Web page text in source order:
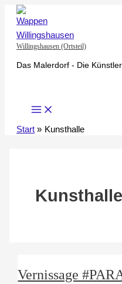
Zum
Inhalt
springen
Willingshausen (Ortsteil)
Das Malerdorf - Die
Start Kunsthalle
Kunsthalle
Vernissage